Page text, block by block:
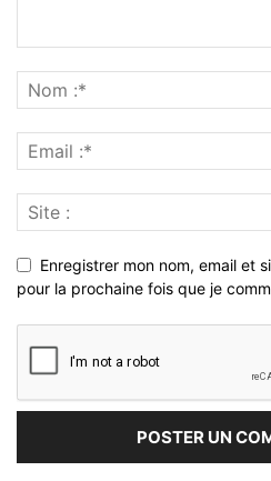
Enregistrer mon nom, email et
pour la prochaine fois que je